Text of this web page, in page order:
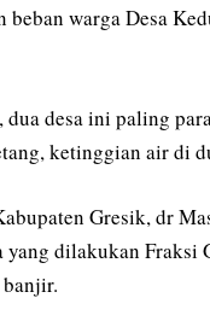
beban warga Desa
desa ini paling
ketinggian air di
Gresik, dr
dilakukan Fraksi